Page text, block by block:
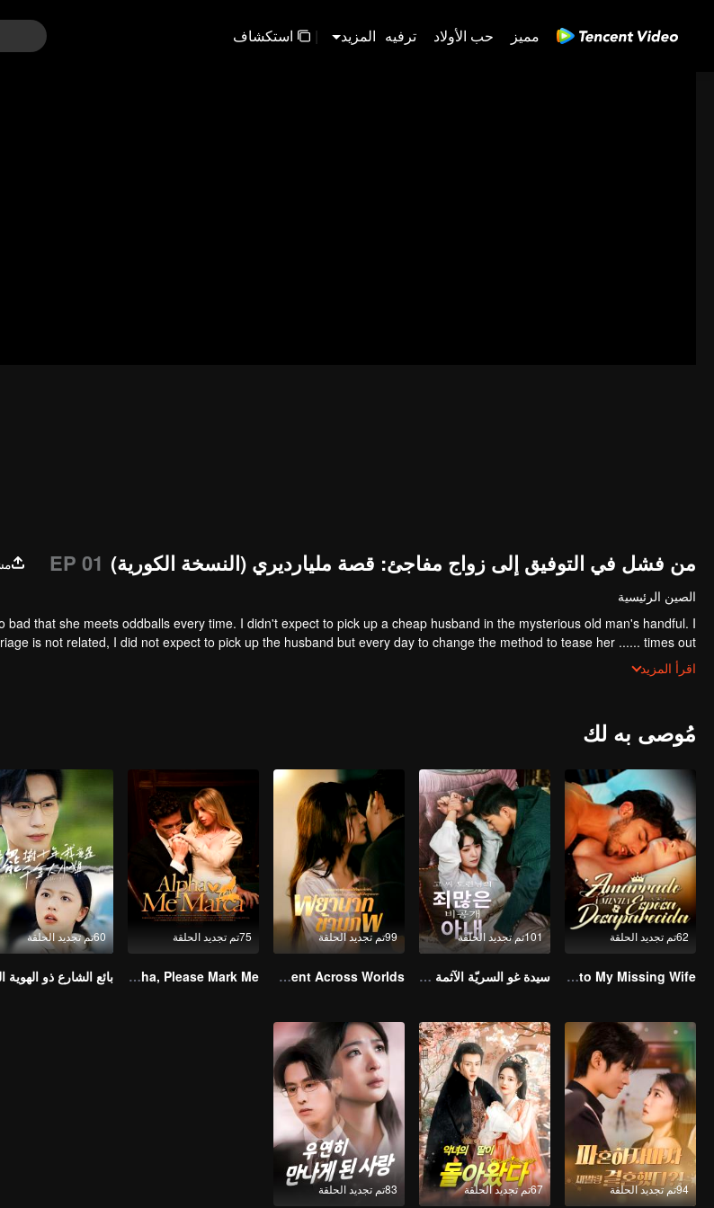
مميز حب الأولاد ترفيه المزيد | استكشاف
من فشل في التوفيق إلى زواج مفاجئ: قصة مليارديري (النسخة الكورية) EP 01
الصين الرئيسية
bad that she meets oddballs every time. I didn't expect to pick up a cheap husband in the mysterious old man's handful. I
is not related, I did not expect to pick up the husband but every day to change the method to tease her ...... times out
of the house is not away from ten million ...
اقرأ المزيد
مُوصى به لك
62تم تجديد الحلقة
Bound to My Missing Wife
101تم تجديد الحلقة
سيدة غو السريّة الآثمة (النسخة الكورية)
99تم تجديد الحلقة
Resentment Across Worlds
75تم تجديد الحلقة
Alpha, Please Mark Me
60تم تجديد الحلقة
94تم تجديد الحلقة 67تم تجديد الحلقة 83تم تجديد الحلقة